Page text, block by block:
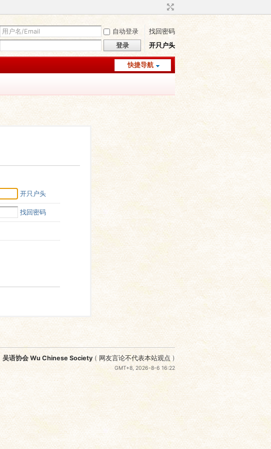
自动登录
找回密码
登录 开只户头
快捷导航
开只户头
找回密码
吴语协会 Wu Chinese Society ( 网友言论不代表本站观点 )
GMT+8, 2026-8-6 16:22